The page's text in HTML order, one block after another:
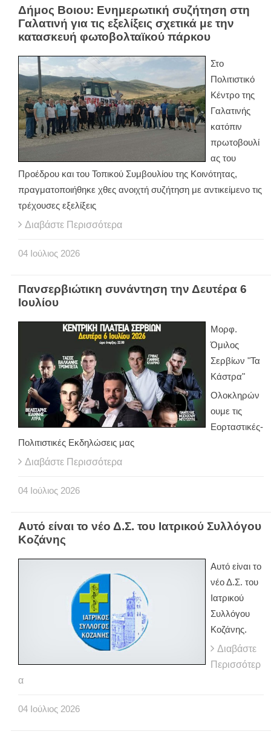
Δήμος Βοιου: Ενημερωτική συζήτηση στη
Γαλατινή για τις εξελίξεις σχετικά με την
κατασκευή φωτοβολταϊκού πάρκου
Στο
Πολιτιστικό
Κέντρο της
Γαλατινής
κατόπιν
πρωτοβουλί
ας του
Προέδρου και του Τοπικού Συμβουλίου της Κοινότητας,
πραγματοποιήθηκε χθες ανοιχτή συζήτηση με αντικείμενο τις
τρέχουσες εξελίξεις
Διαβάστε Περισσότερα
04 Ιούλιος 2026
Πανσερβιώτικη συνάντηση την Δευτέρα 6
Ιουλίου
Μορφ.
Όμιλος
Σερβίων "Τα
Κάστρα"
Ολοκληρών
ουμε τις
Εορταστικές-
Πολιτιστικές Εκδηλώσεις μας
Διαβάστε Περισσότερα
04 Ιούλιος 2026
Αυτό είναι το νέο Δ.Σ. του Ιατρικού Συλλόγου
Κοζάνης
Αυτό είναι το
νέο Δ.Σ. του
Ιατρικού
Συλλόγου
Κοζάνης.
Διαβάστε
Περισσότερ
α
04 Ιούλιος 2026